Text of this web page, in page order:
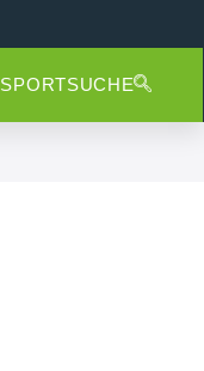
SPORTSUCHE